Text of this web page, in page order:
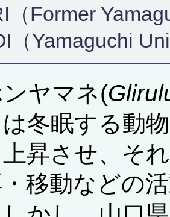
（Former
（Yamaguchi
ヤマネ(
冬眠する動
昇させ、そ
移動などの